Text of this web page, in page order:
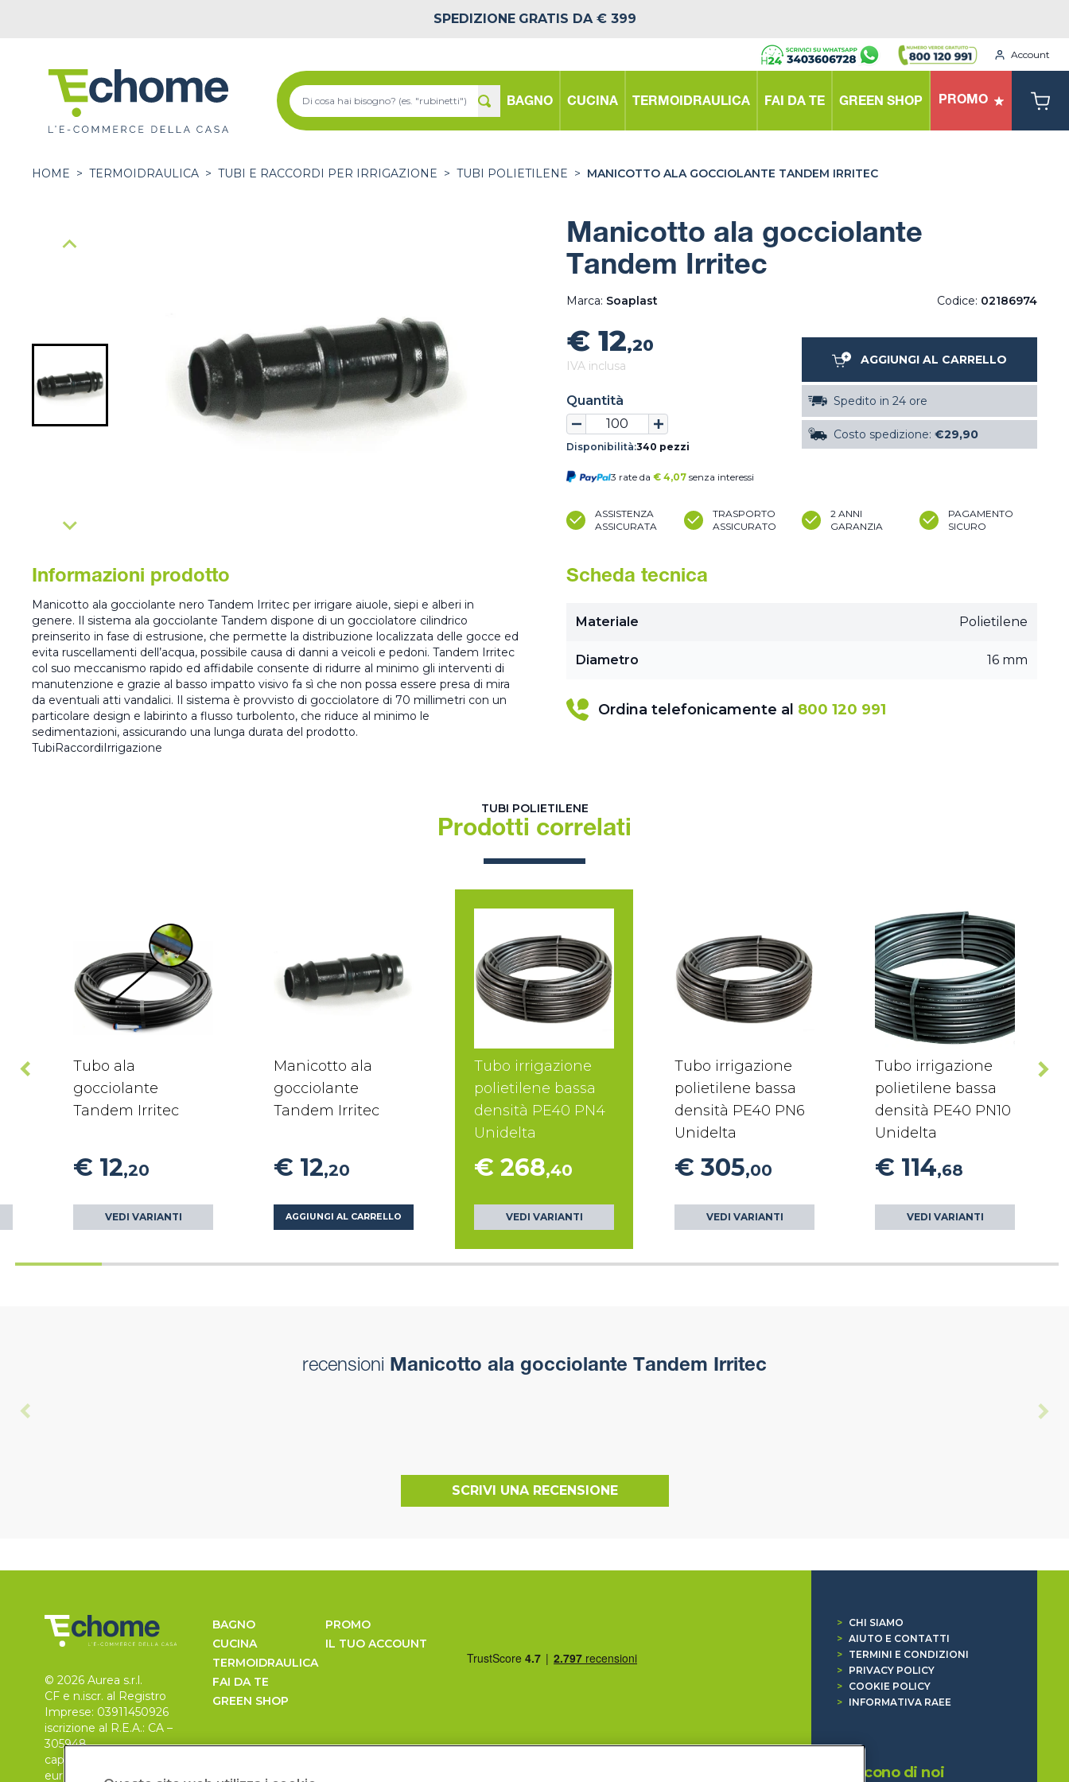
SPEDIZIONE GRATIS DA € 399
Account
BAGNO CUCINA TERMOIDRAULICA FAI DA TE GREEN SHOP PROMO
HOME > TERMOIDRAULICA > TUBI E RACCORDI PER IRRIGAZIONE > TUBI POLIETILENE > MANICOTTO ALA GOCCIOLANTE TANDEM IRRITEC
Manicotto ala gocciolante
Tandem Irritec
Marca: Soaplast Codice: 02186974
€ 12,20
IVA inclusa
Quantità
Disponibilità:340 pezzi
3 rate da € 4,07 senza interessi
AGGIUNGI AL CARRELLO
Spedito in 24 ore
Costo spedizione: €29,90
ASSISTENZA
ASSICURATA
TRASPORTO
ASSICURATO
2 ANNI
GARANZIA
PAGAMENTO
SICURO
Informazioni prodotto
Manicotto ala gocciolante nero Tandem Irritec per irrigare aiuole, siepi e alberi in
genere. Il sistema ala gocciolante Tandem dispone di un gocciolatore cilindrico
preinserito in fase di estrusione, che permette la distribuzione localizzata delle gocce ed
evita ruscellamenti dell’acqua, possibile causa di danni a veicoli e pedoni. Tandem Irritec
col suo meccanismo rapido ed affidabile consente di ridurre al minimo gli interventi di
manutenzione e grazie al basso impatto visivo fa sì che non possa essere presa di mira
da eventuali atti vandalici. Il sistema è provvisto di gocciolatore di 70 millimetri con un
particolare design e labirinto a flusso turbolento, che riduce al minimo le
sedimentazioni, assicurando una lunga durata del prodotto.
TubiRaccordiIrrigazione
Scheda tecnica
Materiale Polietilene
Diametro 16 mm
Ordina telefonicamente al 800 120 991
TUBI POLIETILENE
Prodotti correlati
Tubo ala
gocciolante
Tandem Irritec
€ 12,20
VEDI VARIANTI
Manicotto ala
gocciolante
Tandem Irritec
€ 12,20
AGGIUNGI AL CARRELLO
Tubo irrigazione
polietilene bassa
densità PE40 PN4
Unidelta
€ 268,40
VEDI VARIANTI
Tubo irrigazione
polietilene bassa
densità PE40 PN6
Unidelta
€ 305,00
VEDI VARIANTI
Tubo irrigazione
polietilene bassa
densità PE40 PN10
Unidelta
€ 114,68
VEDI VARIANTI
recensioni Manicotto ala gocciolante Tandem Irritec
SCRIVI UNA RECENSIONE
© 2026 Aurea s.r.l.
CF e n.iscr. al Registro
Imprese: 03911450926
iscrizione al R.E.A.: CA –
305948
capitale sociale 30.000
euro, i.v.
BAGNO
CUCINA
TERMOIDRAULICA
FAI DA TE
GREEN SHOP
PROMO
IL TUO ACCOUNT
>
CHI SIAMO
> AIUTO E CONTATTI
>
TERMINI E CONDIZIONI
>
PRIVACY POLICY
>
COOKIE POLICY
>
INFORMATIVA RAEE
Dicono di noi